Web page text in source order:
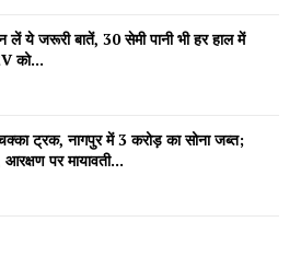
News on AIN
ये जरूरी बातें, 30 सेमी पानी भी हर हाल में
को...
ट्रक, नागपुर में 3 करोड़ का सोना जब्त;
आरक्षण पर मायावती...